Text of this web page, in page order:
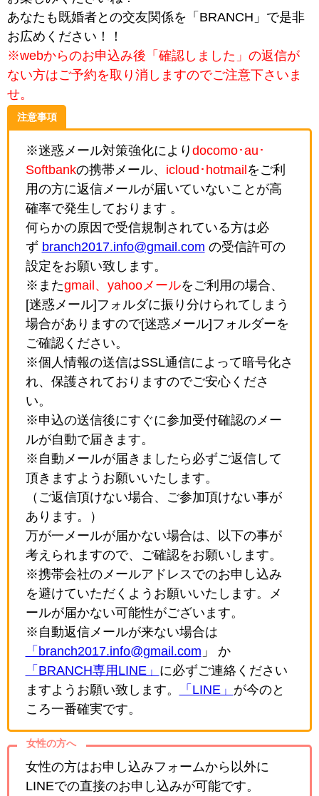
あなたも既婚者との交友関係を「BRANCH」で是非
お広めください！！
※webからのお申込み後「確認しました」の返信が
ない方はご予約を取り消しますのでご注意下さいま
せ。
注意事項
※迷惑メール対策強化により docomo･au･
Softbankの携帯メール、 icloud･hotmail をご利
用の方に返信メールが届いていないことが高
確率で発生しております 。
何らかの原因で受信規制されている方は必
ず branch2017.info@gmail.com の受信許可の
設定をお願い致します。
※またgmail、yahooメールをご利用の場合、
[迷惑メール]フォルダに振り分けられてしまう
場合がありますので[迷惑メール]フォルダーを
ご確認ください。
※個人情報の送信はSSL通信によって暗号化さ
れ、保護されておりますのでご安心くださ
い。
※申込の送信後にすぐに参加受付確認のメー
ルが自動で届きます。
※自動メールが届きましたら必ずご返信して
頂きますようお願いいたします。
（ご返信頂けない場合、ご参加頂けない事が
あります。）
万が一メールが届かない場合は、以下の事が
考えられますので、ご確認をお願いします。
※携帯会社のメールアドレスでのお申し込み
を避けていただくようお願いいたします。メ
ールが届かない可能性がございます。
※自動返信メールが来ない場合は
「branch2017.info@gmail.com 」 か
「BRANCH専用LINE」 に必ずご連絡ください
ますようお願い致します。
「LINE」 が今のと
ころ一番確実です。
女性の方へ
女性の方はお申し込みフォームから以外に
LINEでの直接のお申し込みが可能です。